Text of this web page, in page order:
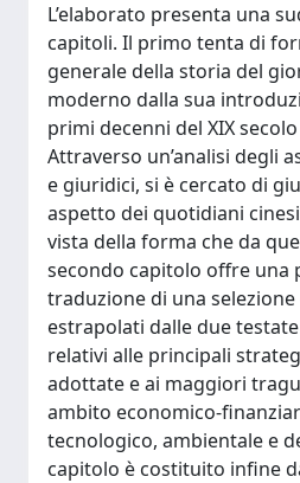
L’elaborato presenta una
capitoli. Il primo tenta di
generale della storia del
moderno dalla sua
primi decenni del XIX
Attraverso un’analisi degli
e giuridici, si è cercato di
aspetto dei quotidiani
vista della forma che da
secondo capitolo offre una
traduzione di una
estrapolati dalle due
relativi alle principali
adottate e ai maggiori
ambito economico-
tecnologico, ambientale e
capitolo è costituito infine